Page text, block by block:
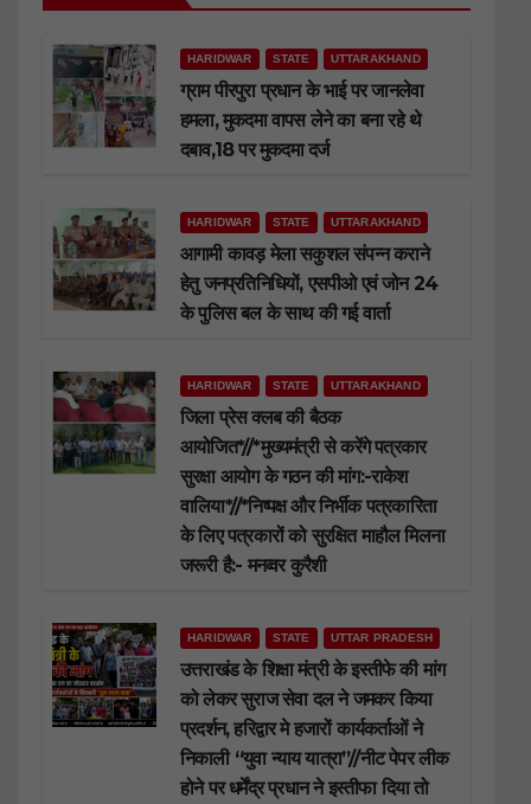
HARIDWAR STATE UTTARAKHAND
ग्राम पीरपुरा प्रधान के भाई पर जानलेवा
हमला, मुकदमा वापस लेने का बना रहे थे
दबाव,18 पर मुकदमा दर्ज
HARIDWAR STATE UTTARAKHAND
आगामी कावड़ मेला सकुशल संपन्न कराने
हेतु जनप्रतिनिधियों, एसपीओ एवं जोन 24
के पुलिस बल के साथ की गई वार्ता
HARIDWAR STATE UTTARAKHAND
जिला प्रेस क्लब की बैठक
आयोजित*//*मुख्यमंत्री से करेंगे पत्रकार
सुरक्षा आयोग के गठन की मांग:-राकेश
वालिया*//*निष्पक्ष और निर्भीक पत्रकारिता
के लिए पत्रकारों को सुरक्षित माहौल मिलना
जरूरी है:- मनव्वर कुरैशी
HARIDWAR STATE UTTAR PRADESH
उत्तराखंड के शिक्षा मंत्री के इस्तीफे की मांग
को लेकर सुराज सेवा दल ने जमकर किया
प्रदर्शन, हरिद्वार मे हजारों कार्यकर्ताओं ने
निकाली “युवा न्याय यात्रा”//नीट पेपर लीक
होने पर धर्मेंद्र प्रधान ने इस्तीफा दिया तो